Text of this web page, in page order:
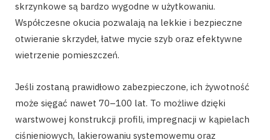
skrzynkowe są bardzo wygodne w użytkowaniu.
Współczesne okucia pozwalają na lekkie i bezpieczne
otwieranie skrzydeł, łatwe mycie szyb oraz efektywne
wietrzenie pomieszczeń.
Jeśli zostaną prawidłowo zabezpieczone, ich żywotność
może sięgać nawet 70–100 lat. To możliwe dzięki
warstwowej konstrukcji profili, impregnacji w kąpielach
ciśnieniowych, lakierowaniu systemowemu oraz